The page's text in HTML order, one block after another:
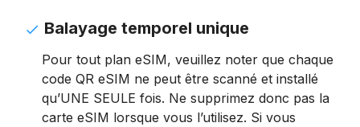
Balayage temporel unique
Pour tout plan eSIM, veuillez noter que chaque
code QR eSIM ne peut être scanné et installé
qu’UNE SEULE fois. Ne supprimez donc pas la
carte eSIM lorsque vous l’utilisez. Si vous